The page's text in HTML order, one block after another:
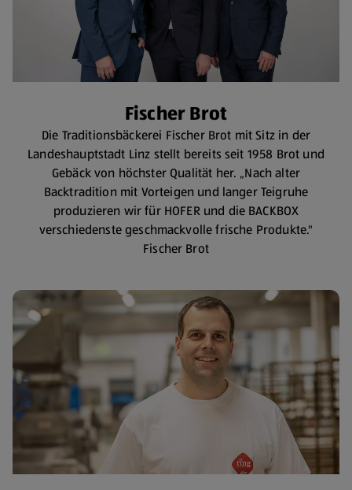
Fischer Brot
Die Traditionsbäckerei Fischer Brot mit Sitz in der
Landeshauptstadt Linz stellt bereits seit 1958 Brot und
Gebäck von höchster Qualität her. „Nach alter
Backtradition mit Vorteigen und langer Teigruhe
produzieren wir für HOFER und die BACKBOX
verschiedenste geschmackvolle frische Produkte."
Fischer Brot